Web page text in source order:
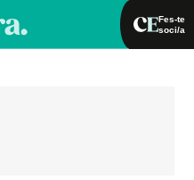
Fes-te
soci/a